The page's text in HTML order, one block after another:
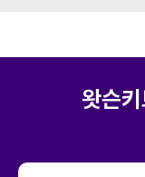
왓슨